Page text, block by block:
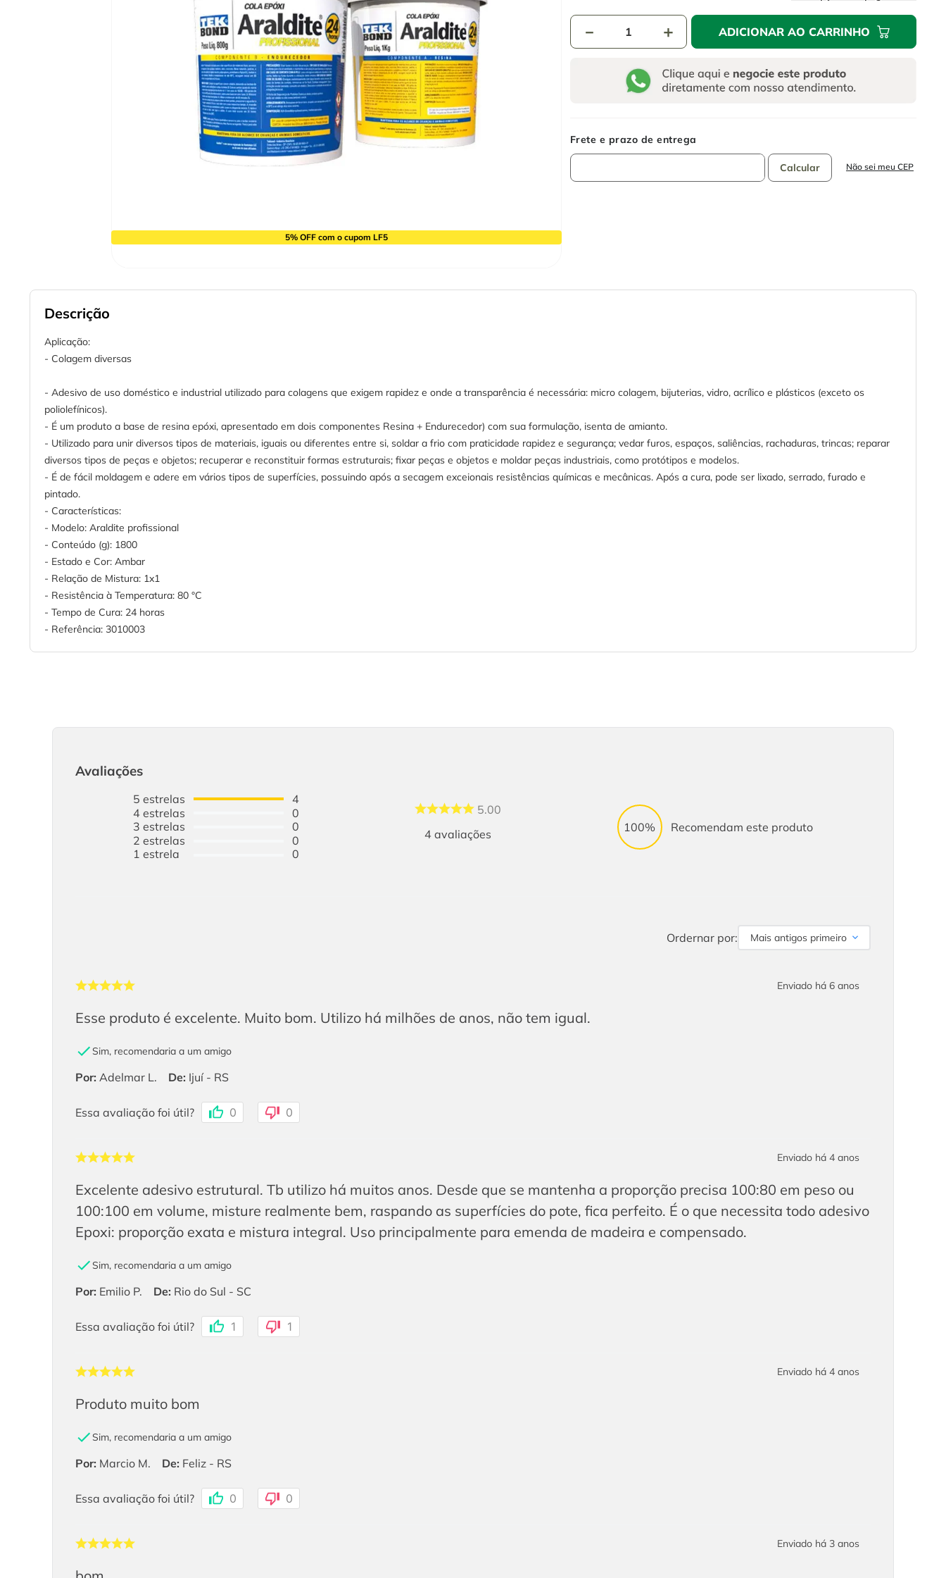
5% OFF com o cupom LF5
＋
－ ADICIONAR AO CARRINHO
Não sei meu CEP
Descrição
Aplicação:
- Colagem diversas
- Adesivo de uso doméstico e industrial utilizado para colagens que exigem rapidez e onde a transparência é necessária: micro colagem, bijuterias, vidro, acrílico e plásticos (exceto os
poliolefínicos).
- É um produto a base de resina epóxi, apresentado em dois componentes Resina + Endurecedor) com sua formulação, isenta de amianto.
- Utilizado para unir diversos tipos de materiais, iguais ou diferentes entre si, soldar a frio com praticidade rapidez e segurança; vedar furos, espaços, saliências, rachaduras, trincas; reparar
diversos tipos de peças e objetos; recuperar e reconstituir formas estruturais; fixar peças e objetos e moldar peças industriais, como protótipos e modelos.
- É de fácil moldagem e adere em vários tipos de superfícies, possuindo após a secagem exceionais resistências químicas e mecânicas. Após a cura, pode ser lixado, serrado, furado e
pintado.
- Características:
- Modelo: Araldite profissional
- Conteúdo (g): 1800
- Estado e Cor: Ambar
- Relação de Mistura: 1x1
- Resistência à Temperatura: 80 °C
- Tempo de Cura: 24 horas
- Referência: 3010003
Avaliações
5estrelas
4estrelas
3estrelas
2estrelas
1estrela
4
0
0
0
0
5.00
4avaliações
100% Recomendam este produto
Ordernar por: Mais antigos primeiro
Enviado há 6 anos
Esse produto é excelente. Muito bom. Utilizo há milhões de anos, não tem igual.
Sim, recomendaria a um amigo
Por: Adelmar L. De: Ijuí - RS
Essa avaliação foi útil? 0 0
Enviado há 4 anos
Excelente adesivo estrutural. Tb utilizo há muitos anos. Desde que se mantenha a proporção precisa 100:80 em peso ou
100:100 em volume, misture realmente bem, raspando as superfícies do pote, fica perfeito. É o que necessita todo adesivo
Epoxi: proporção exata e mistura integral. Uso principalmente para emenda de madeira e compensado.
Sim, recomendaria a um amigo
Por: Emilio P. De: Rio do Sul - SC
Essa avaliação foi útil? 1 1
Enviado há 4 anos
Produto muito bom
Sim, recomendaria a um amigo
Por: Marcio M. De: Feliz - RS
Essa avaliação foi útil? 0 0
Enviado há 3 anos